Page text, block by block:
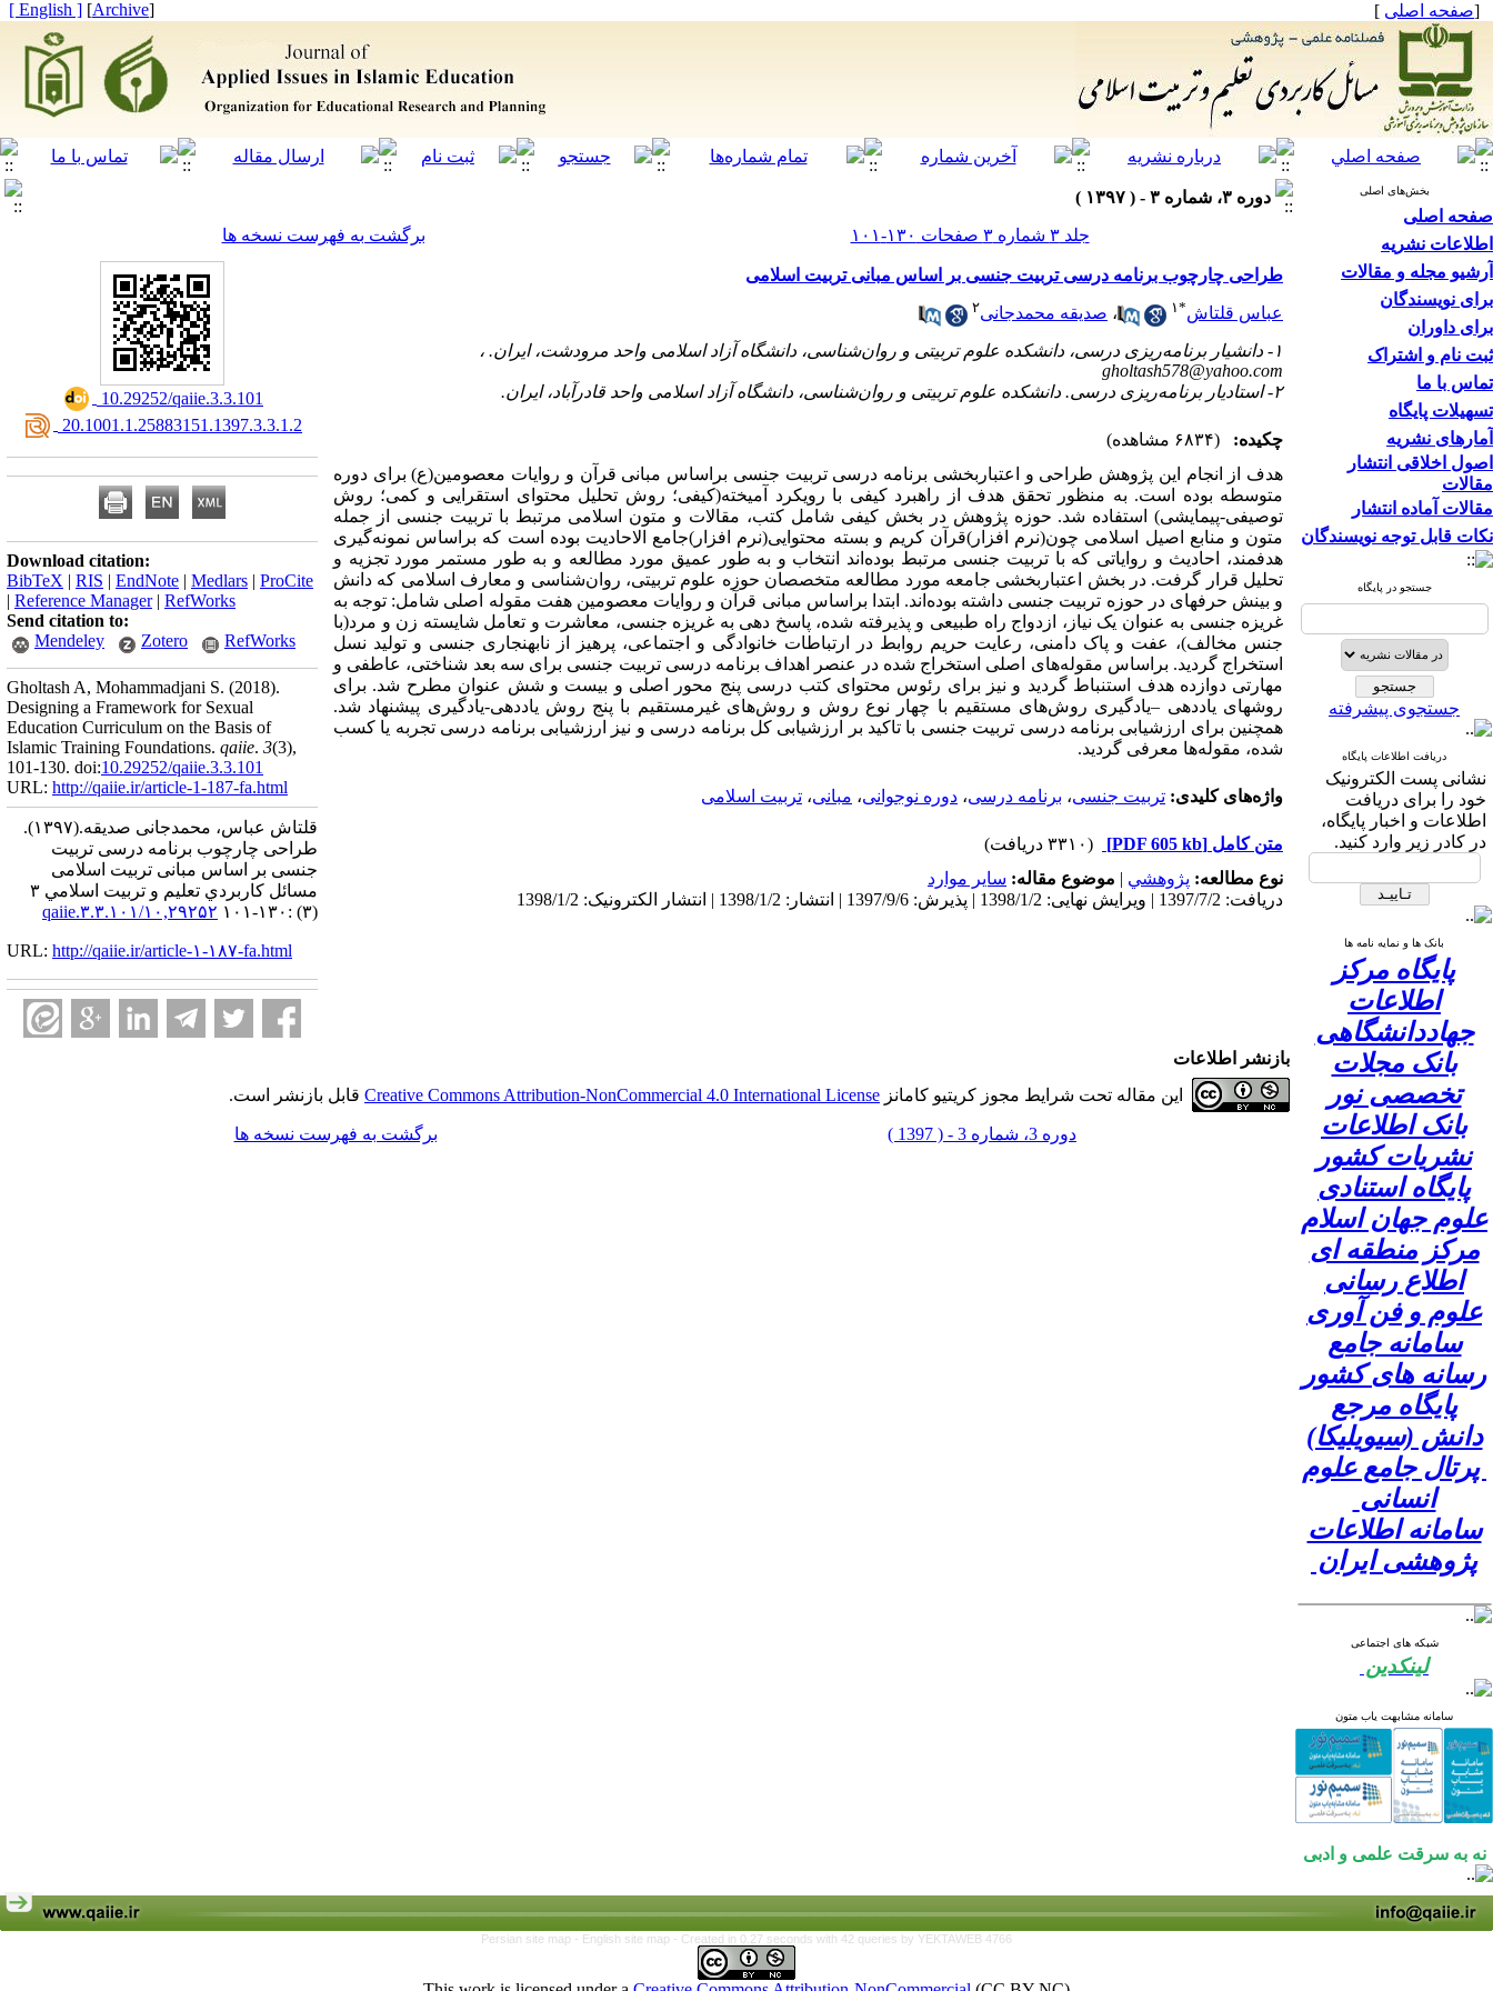
[صفحه اصلی ]
[
Archive
]
[ English ]
بخش‌های اصلی
صفحه اصلی
اطلاعات نشریه
آرشیو مجله و مقالات
برای نویسندگان
برای داوران
ثبت نام و اشتراک
تماس با ما
تسهیلات پایگاه
آمارهای نشریه
اصول اخلاقی انتشار
مقالات
مقالات آماده انتشار
نکات قابل توجه نویسندگان
جستجو در پایگاه
جستجوی پیشرفته
دریافت اطلاعات پایگاه
نشانی پست الکترونیک
خود را برای دریافت
اطلاعات و اخبار پایگاه،
در کادر زیر وارد کنید.
بانک ها و نمایه نامه ها
پایگاه مرکز
اطلاعات
جهاددانشگاهی
بانک مجلات
تخصصی نور
بانک اطلاعات
نشریات کشور
پایگاه استنادی
علوم جهان اسلام
مرکز منطقه ای
اطلاع رسانی
علوم و فن آوری
سامانه جامع
رسانه های کشور
پایگاه مرجع
دانش (سیویلیکا)
پرتال جامع علوم
انسانی
سامانه اطلاعات
پژوهشی ایران
شبکه های اجتماعی
لینکدین
سامانه مشابهت یاب متون
نه به سرقت علمی و ادبی
دوره ۳، شماره ۳ - ( ۱۳۹۷ )
جلد ۳ شماره ۳ صفحات ۱۳۰-۱۰۱
برگشت به فهرست نسخه ها
طراحی چارچوب برنامه درسی تربیت جنسی بر اساس مبانی تربیت اسلامی
عباس قلتاش*۱ ، صدیقه محمدجانی۲
۱- دانشیار برنامه‌ریزی درسی، دانشکده علوم تربیتی و روان‌شناسی، دانشگاه آزاد اسلامی واحد مرودشت، ایران. ،
gholtash578@yahoo.com
۲- استادیار برنامه‌ریزی درسی. دانشکده علوم تربیتی و روان‌شناسی، دانشگاه آزاد اسلامی واحد قادرآباد، ایران.
چکیده:
(۶۸۳۴ مشاهده)
هدف
از انجام این پژوهش طراحی و اعتباربخشی برنامه درسی تربیت جنسی براساس مبانی قرآن و روایات معصومین(ع) برای دوره
متوسطه بوده
است. به منظور تحقق هدف از راهبرد کیفی با رویکرد آمیخته(کیفی؛ روش تحلیل محتوای استقرایی و کمی؛ روش
توصیفی-پیمایشی)
استفاده شد. حوزه پژوهش در بخش کیفی شامل کتب، مقالات و متون اسلامی مرتبط با تربیت جنسی از
جمله
متون و منابع اصیل اسلامی چون)نرم افزار (قرآن کریم و بسته محتوایی)نرم افزار (جامع الاحادیت بوده است که براساس نمونه‌گیری
هدفمند،
احادیث و روایاتی که با تربیت جنسی مرتبط بوده‌اند نتخاب و به طور عمیق مورد مطالعه و به طور مستمر مورد تجزیه و
تحلیل قرار گرفت. در بخش اعتباربخشی جامعه مورد مطالعه متخصصان حوزه علوم تربیتی، روان‌شناسی و معارف اسلامی که دانش
و بینش حرفه­ای در حوزه تربیت جنسی داشته بوده‌اند. ابتدا براساس مبانی قرآن و روایات معصومین هفت مقوله اصلی شامل: توجه به
غریزه جنسی به عنوان یک نیاز، ازدواج راه طبیعی و پذیرفته شده، پاسخ دهی به غریزه جنسی، معاشرت و تعامل شایسته زن و مرد)با
جنس مخالف(، عفت و پاک دامنی، رعایت حریم روابط در ارتباطات خانوادگی و اجتماعی، پرهیز از نابهنجاری جنسی و تولید نسل
استخراج گردید. براساس مقوله‌های اصلی استخراج شده در عنصر اهداف برنامه درسی تربیت جنسی برای سه بعد شناختی، عاطفی و
مهارتی دوازده هدف استنباط گردید و نیز برای رئوس محتوای کتب درسی پنج محور اصلی و بیست و شش عنوان مطرح شد. برای
روش­های یاددهی –یادگیری روش‌های مستقیم با چهار نوع روش و روش‌های غیرمستقیم با پنج روش یاددهی-یادگیری پیشنهاد شد.
همچنین برای
ارزشیابی برنامه درسی تربیت جنسی با تاکید بر ارزشیابی کل برنامه درسی و نیز ارزشیابی برنامه درسی تجربه یا کسب
شده، مقوله‌ها معرفی گردید.
واژه‌های کلیدی: تربیت جنسی، برنامه درسی، دوره نوجوانی، مبانی، تربیت اسلامی
متن کامل [PDF 605 kb]
(۳۳۱۰ دریافت)
نوع مطالعه: پژوهشي | موضوع مقاله: ساير موارد
دریافت: 1397/7/2 | ویرایش نهایی: 1398/1/2 | پذیرش: 1397/9/6 | انتشار: 1398/1/2 | انتشار الکترونیک: 1398/1/2
‎ 10.29252/qaiie.3.3.101
‎ 20.1001.1.25883151.1397.3.3.1.2
Download citation:
BibTeX | RIS | EndNote | Medlars | ProCite
| Reference Manager| RefWorks
Send citation to:
Mendeley
Zotero RefWorks
Gholtash A, Mohammadjani S. (2018).
Designing a Framework for Sexual
Education Curriculum on the Basis of
Islamic Training Foundations. qaiie. 3(3),
101-130. doi:10.29252/qaiie.3.3.101
URL: http://qaiie.ir/article-1-187-fa.html
قلتاش عباس، محمدجانی صدیقه.(۱۳۹۷).
طراحی چارچوب برنامه درسی تربیت
جنسی بر اساس مبانی تربیت اسلامی
مسائل كاربردي تعليم و تربيت اسلامي ۳
(۳) :۱۳۰-۱۰۱
۱۰,۲۹۲۵۲/qaiie.۳.۳.۱۰۱
URL: http://qaiie.ir/article-۱-۱۸۷-fa.html
بازنشر اطلاعات
این مقاله تحت شرایط مجوز کریتیو کامانز Creative Commons Attribution-NonCommercial 4.0 International License قابل بازنشر است.
دوره 3، شماره 3 - ( 1397 ) برگشت به فهرست نسخه ها
Persian site map - English site map - Created in 0.27 seconds with 42 queries by YEKTAWEB 4766